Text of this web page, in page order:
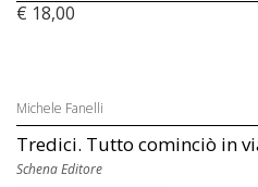
€ 18,00
Michele Fanelli
Tredici. Tutto cominciò in
Schena Editore